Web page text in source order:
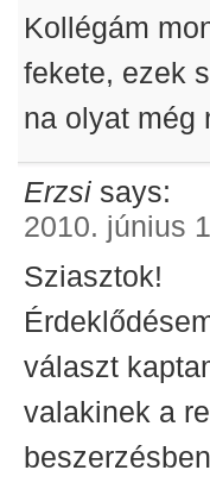
Kollégám
fekete, ezek
na olyat még
Erzsi says:
2010. június
Sziasztok!
választ
valakinek a